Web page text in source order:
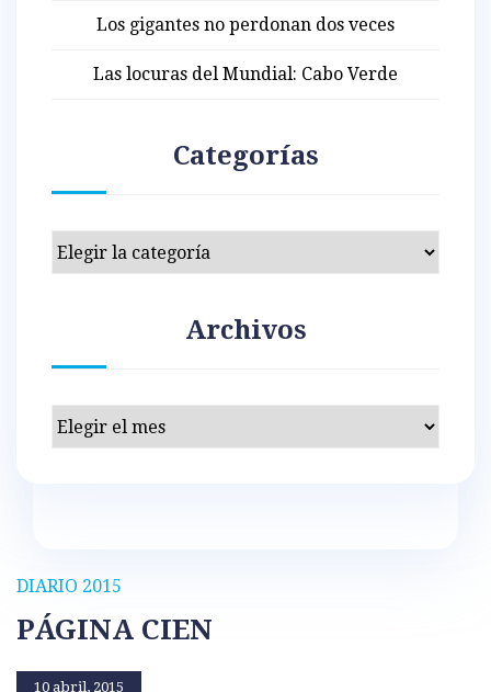
DIARIO 2015
PÁGINA CIEN
10 abril, 2015
Los gigantes no perdonan dos veces
Las locuras del Mundial: Cabo Verde
Categorías
Categorías
Archivos
Archivos